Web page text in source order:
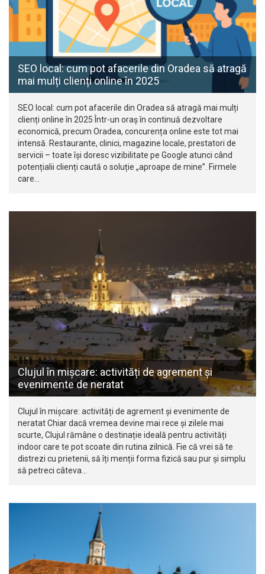
SEO local: cum pot afacerile din Oradea să atragă
mai mulți clienți online în 2025
SEO local: cum pot afacerile din Oradea să atragă mai mulți
clienți online în 2025 Într-un oraș în continuă dezvoltare
economică, precum Oradea, concurența online este tot mai
intensă. Restaurante, clinici, magazine locale, prestatori de
servicii – toate își doresc vizibilitate pe Google atunci când
potențialii clienți caută o soluție „aproape de mine”. Firmele
care…
Clujul în mișcare: activități de agrement și
evenimente de neratat
Clujul în mișcare: activități de agrement și evenimente de
neratat Chiar dacă vremea devine mai rece și zilele mai
scurte, Clujul rămâne o destinație ideală pentru activități
indoor care te pot scoate din rutina zilnică. Fie că vrei să te
distrezi cu prietenii, să îți menții forma fizică sau pur și simplu
să petreci câteva…